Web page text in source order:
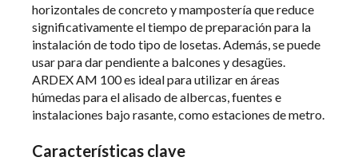
horizontales de concreto y mampostería que reduce
significativamente el tiempo de preparación para la
instalación de todo tipo de losetas. Además, se puede
usar para dar pendiente a balcones y desagües.
ARDEX AM 100 es ideal para utilizar en áreas
húmedas para el alisado de albercas, fuentes e
instalaciones bajo rasante, como estaciones de metro.
Características clave